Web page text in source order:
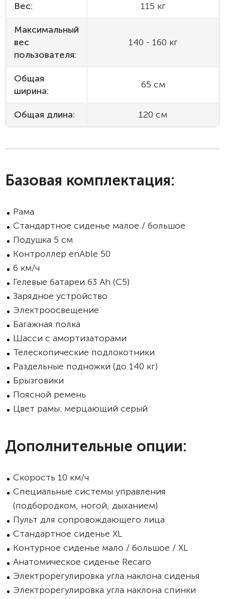
Вес: 115 кг
Максимальный
вес
пользователя:
140 - 160 кг
Общая
ширина:
65 см
Общая длина: 120 см
Базовая комплектация:
Рама
Стандартное сиденье малое / большое
Подушка 5 см
Контроллер enAble 50
6 км/ч
Гелевые батареи 63 Ah (C5)
Зарядное устройство
Электроосвещение
Багажная полка
Шасси с амортизаторами
Телескопические подлокотники
Раздельные подножки (до 140 кг)
Брызговики
Поясной ремень
Цвет рамы: мерцающий серый
Дополнительные опции:
Скорость 10 км/ч
Специальные системы управления
(подбородком, ногой, дыханием)
Пульт для сопровождающего лица
Стандартное сиденье XL
Контурное сиденье мало / большое / XL
Анатомическое сиденье Recaro
Электрорегулировка угла наклона сиденья
Электрорегулировка угла наклона спинки